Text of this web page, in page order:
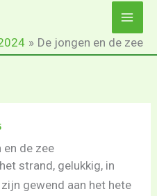
De jongen en de zee
en de zee
strand, gelukkig, in
gewend aan het hete